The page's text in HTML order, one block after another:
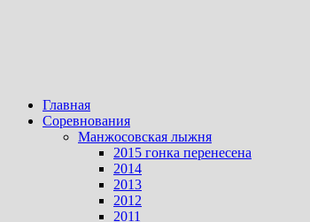
Главная
Соревнования
Манжосовская лыжня
2015 гонка перенесена
2014
2013
2012
2011